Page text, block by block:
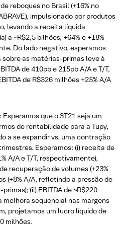
reboques no Brasil (+16% no
impulsionado por produtos
levando a receita líquida
a ~R$2,5 bilhões, +64% e +18%
Do lado negativo, esperamos
as matérias-primas leve à
de 410pb e 215pb A/A e T/T,
de R$326 milhões +25% A/A
: Esperamos que o 3T21 seja um
de rentabilidade para a Tupy,
a se expandir vs. uma contração
Esperamos: (i) receita de
A/A e T/T, respectivamente),
recuperação de volumes (+23%
(+8% A/A, refletindo a pressão de
(ii) EBITDA de ~R$220
melhora sequencial nas margens
projetamos um lucro líquido de
milhões.